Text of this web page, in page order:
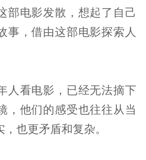
部电影发散，想起了自己
事，借由这部电影探索人
人看电影，已经无法摘下
，他们的感受也往往从当
也更矛盾和复杂。